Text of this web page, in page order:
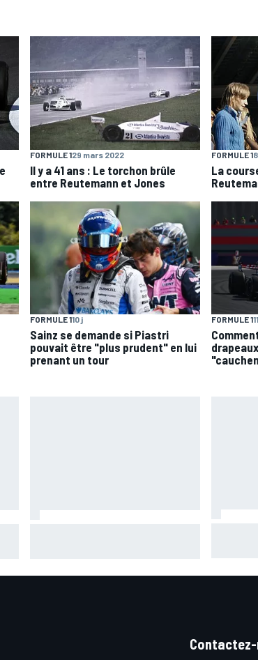
FORMULE 129 mars 2022
Il y a 41 ans : Le torchon brûle
entre Reutemann et Jones
FORMULE 1
La
FORMULE 110 j
Sainz se demande si Piastri
pouvait être "plus prudent" en lui
prenant un tour
FORMULE 1